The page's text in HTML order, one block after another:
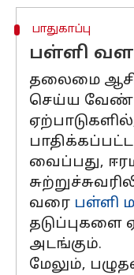
பாதுகாப்பு
பள்ளி
தலைமை
செய்ய
வைப்பது,
வரை பள்ளி
தடுப்புகளை
அடங்கும்.
மேலும்,